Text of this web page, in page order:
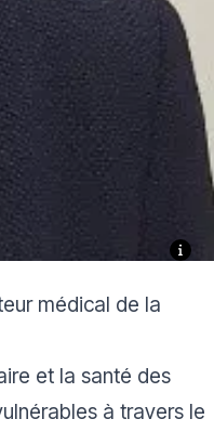
médical de la
et la santé des
à travers le